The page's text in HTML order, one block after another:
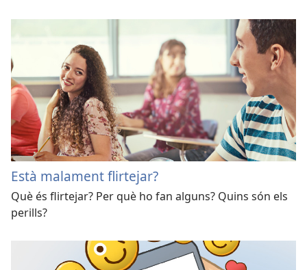
Està malament flirtejar?
Què és flirtejar? Per què ho fan alguns? Quins són els
perills?